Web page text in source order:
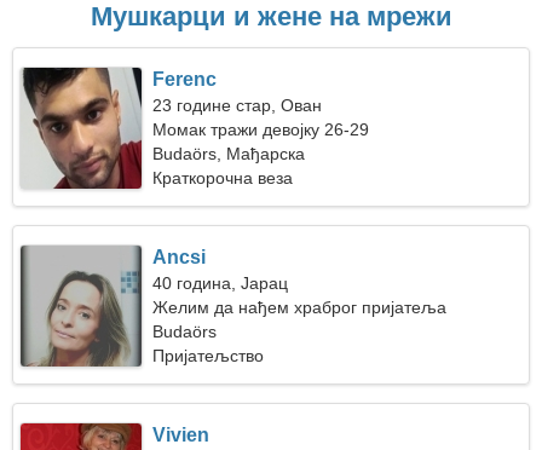
Мушкарци и жене на мрежи
Ferenc
23 године стар, Ован
Момак тражи девојку 26-29
Budaörs, Мађарска
Краткорочна веза
Ancsi
40 година, Јарац
Желим да нађем храброг пријатеља
Budaörs
Пријатељство
Vivien